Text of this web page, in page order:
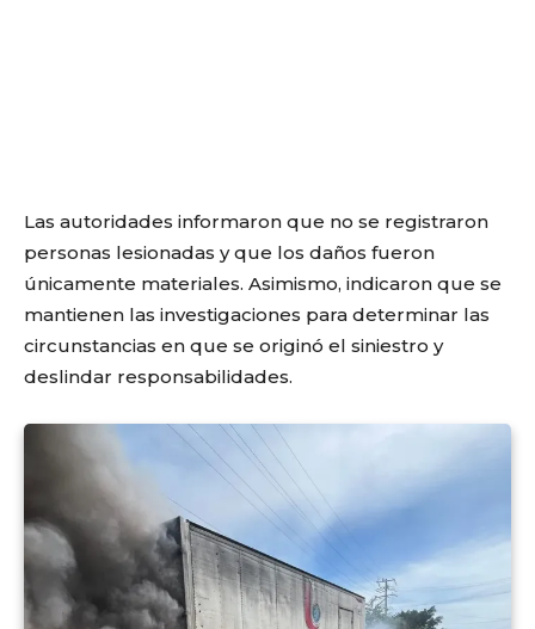
Las autoridades informaron que no se registraron
personas lesionadas y que los daños fueron
únicamente materiales. Asimismo, indicaron que se
mantienen las investigaciones para determinar las
circunstancias en que se originó el siniestro y
deslindar responsabilidades.